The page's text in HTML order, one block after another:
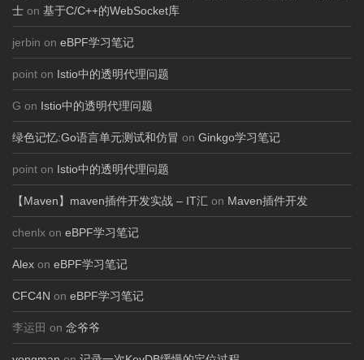
士 on 基于C/C++的WebSocket库
jerbin on eBPF学习笔记
point on Istio中的透明代理问题
G on Istio中的透明代理问题
绿色记忆:Go语言单元测试和仿冒 on Ginkgo学习笔记
point on Istio中的透明代理问题
【Maven】maven插件开发实战 – IT汇 on Maven插件开发
chenlx on eBPF学习笔记
Alex on eBPF学习笔记
CFC4N on eBPF学习笔记
李运田 on 念爷爷